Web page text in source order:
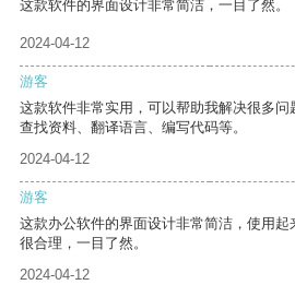
这款软件的界面设计非常简洁，一目了然。
2024-04-12
游客
这款软件非常实用，可以帮助我解决很多
查找资料、翻译语言、编写代码等。
2024-04-12
游客
这款办公软件的界面设计非常简洁，使用
很合理，一目了然。
2024-04-12